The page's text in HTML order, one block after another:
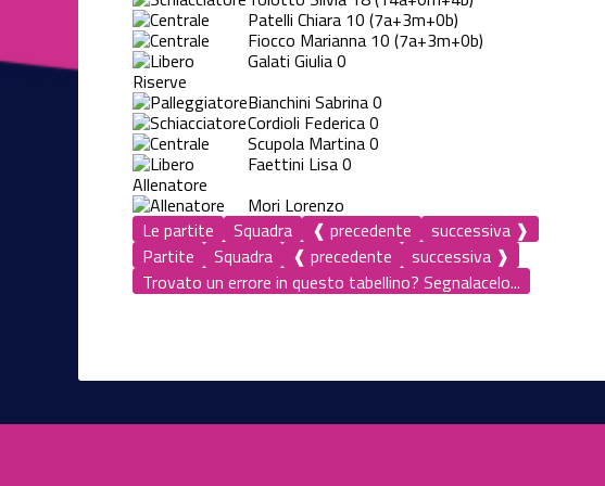
Patelli Chiara 10 (7a+3m+0b)
Fiocco Marianna 10 (7a+3m+0b)
Galati Giulia0
Riserve
Bianchini Sabrina0
Cordioli Federica0
Scupola Martina0
Faettini Lisa0
Allenatore
Mori Lorenzo
Le partite
Squadra ❰ precedente
successiva ❱
Partite
Squadra ❰ precedente
successiva ❱
Trovato un errore in questo tabellino? Segnalacelo...